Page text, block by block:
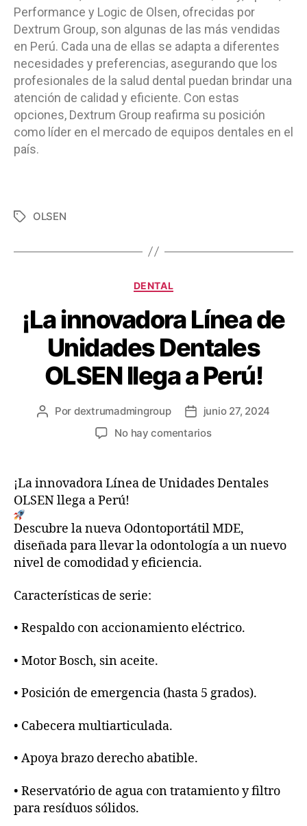
Performance y Logic de Olsen, ofrecidas por
Dextrum Group, son algunas de las más vendidas
en Perú. Cada una de ellas se adapta a diferentes
necesidades y preferencias, asegurando que los
profesionales de la salud dental puedan brindar una
atención de calidad y eficiente. Con estas
opciones, Dextrum Group reafirma su posición
como líder en el mercado de equipos dentales en el
país.
OLSEN
DENTAL
¡La innovadora Línea de
Unidades Dentales
OLSEN llega a Perú!
Por dextrumadmingroup
junio 27, 2024
No hay comentarios
¡La innovadora Línea de Unidades Dentales
OLSEN llega a Perú!
Descubre la nueva Odontoportátil MDE,
diseñada para llevar la odontología a un nuevo
nivel de comodidad y eficiencia.
Características de serie:
• Respaldo con accionamiento eléctrico.
• Motor Bosch, sin aceite.
• Posición de emergencia (hasta 5 grados).
• Cabecera multiarticulada.
• Apoya brazo derecho abatible.
• Reservatório de agua con tratamiento y filtro
para resíduos sólidos.